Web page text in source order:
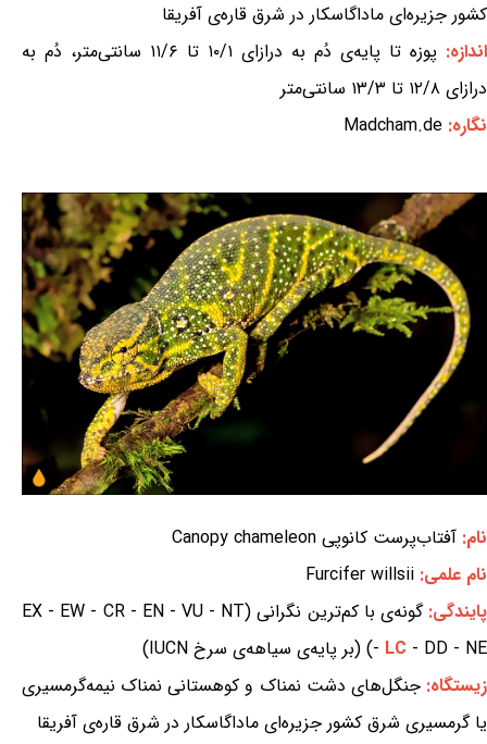
کشور جزیره‌ای ماداگاسکار در شرق قاره‌ی آفریقا
اندازه:
پوزه تا پایه‌ی دُم به درازای ۱۰/۱ تا ۱۱/۶ سانتی‌متر، دُم به
درازای ۱۲/۸ تا ۱۳/۳ سانتی‌متر
نگاره: Madcham.de
نام: آفتاب‌پرست کانوپی Canopy chameleon
نام علمی: Furcifer willsii
پایندگی:
گونه‌ی با کم‌ترین نگرانی (EX - EW - CR - EN - VU - NT
- LC - DD - NE) (بر پایه‌ی سیاهه‌ی سرخ IUCN)
زیستگاه:جنگل‌های دشت نمناک و کوهستانی نمناک نیمه‌گرمسیری
یا گرمسیری شرق کشور جزیره‌ای ماداگاسکار در شرق قاره‌ی آفریقا